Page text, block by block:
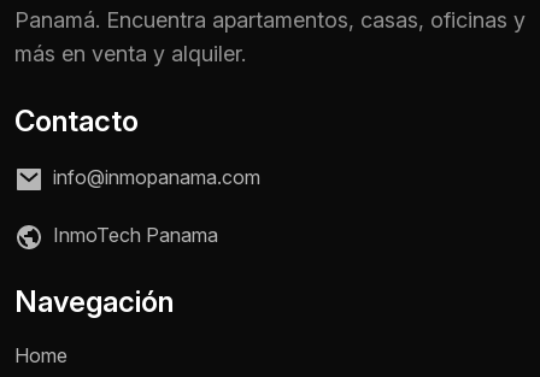
Nombre *
Panamá. Encuentra apartamentos, casas, oficinas y
más en venta y alquiler.
Contacto
info@inmopanama.com
InmoTech Panama
Navegación
Home